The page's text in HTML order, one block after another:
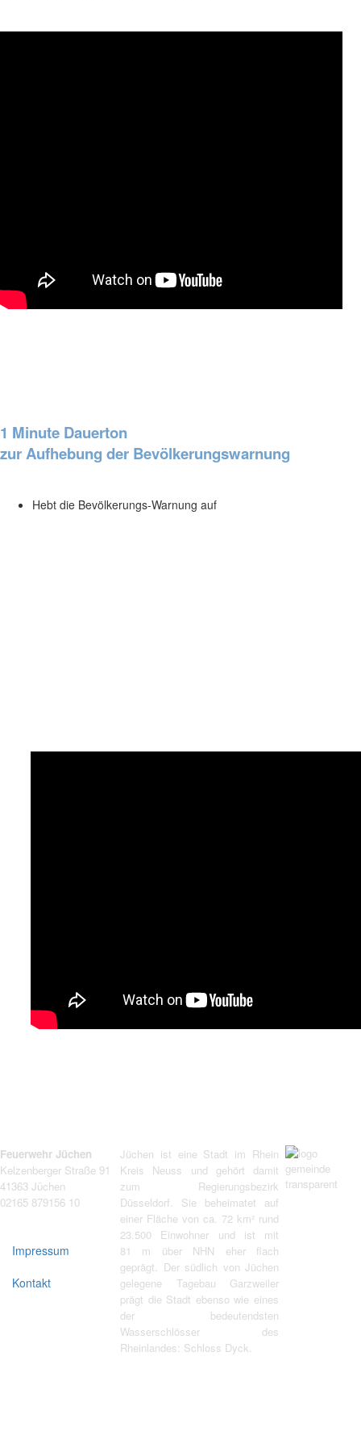
1 Minute Dauerton
zur Aufhebung der Bevölkerungswarnung
Hebt die Bevölkerungs-Warnung auf
Feuerwehr Jüchen
Kelzenberger Straße 91
41363 Jüchen
02165 879156 10
Impressum
Kontakt
Jüchen ist eine Stadt im Rhein
Kreis Neuss und gehört damit
zum Regierungsbezirk
Düsseldorf. Sie beheimatet auf
einer Fläche von ca. 72 km² rund
23.500 Einwohner und ist mit
81 m über NHN eher flach
geprägt. Der südlich von Jüchen
gelegene Tagebau Garzweiler
prägt die Stadt ebenso wie eines
der bedeutendsten
Wasserschlösser des
Rheinlandes: Schloss Dyck.